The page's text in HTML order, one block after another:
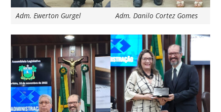
Adm. Ewerton Gurgel Adm. Danilo Cortez Gomes